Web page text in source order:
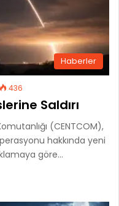
Haberler
436
Saldırı
(CENTCOM),
hakkında yeni
göre…